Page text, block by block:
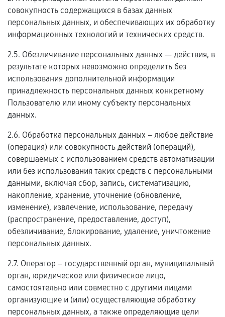
совокупность содержащихся в базах данных
персональных данных, и обеспечивающих их обработку
информационных технологий и технических средств.
2.5. Обезличивание персональных данных — действия, в
результате которых невозможно определить без
использования дополнительной информации
принадлежность персональных данных конкретному
Пользователю или иному субъекту персональных
данных.
2.6. Обработка персональных данных – любое действие
(операция) или совокупность действий (операций),
совершаемых с использованием средств автоматизации
или без использования таких средств с персональными
данными, включая сбор, запись, систематизацию,
накопление, хранение, уточнение (обновление,
изменение), извлечение, использование, передачу
(распространение, предоставление, доступ),
обезличивание, блокирование, удаление, уничтожение
персональных данных.
2.7. Оператор – государственный орган, муниципальный
орган, юридическое или физическое лицо,
самостоятельно или совместно с другими лицами
организующие и (или) осуществляющие обработку
персональных данных, а также определяющие цели